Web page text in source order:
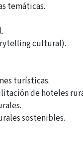
temáticas.
cultural).
turísticas.
de hoteles
sostenibles.